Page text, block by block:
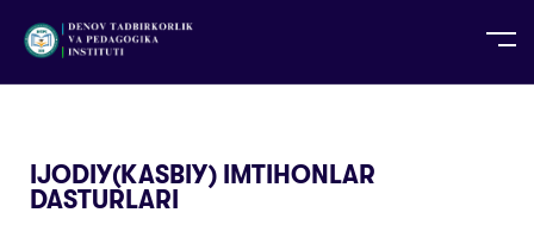
TG TR
IJODIY(KASBIY) IMTIHONLAR
DASTURLARI